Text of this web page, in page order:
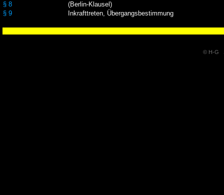
§ 8
§ 9
(Berlin-Klausel)
Inkrafttreten, Übergangsbestimmung
© H-G